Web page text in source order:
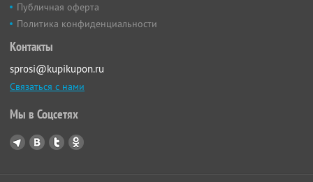
Публичная оферта
Политика конфиденциальности
Контакты
sprosi@kupikupon.ru
Связаться с нами
Мы в Соцсетях